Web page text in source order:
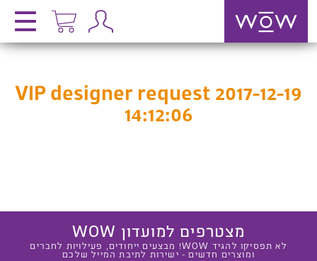
VIP designer request 2017-12-19
14:12:06
מצטרפים למועדון WOW
לא תפסיקו להגיד WOW! מבצעים ייחודים, פעילויות לחברים
ומוצרים חדשים - ישירות לתיבת המייל שלכם